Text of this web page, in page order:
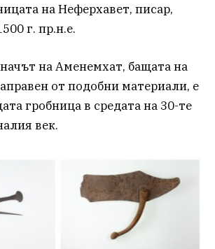
на Неферхавет, писар,
г. пр.н.е.
на Аменемхат, бащата на
от подобни материали, е
гробница в средата на 30-те
век.